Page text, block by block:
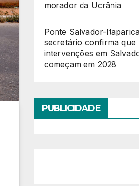
morador da Ucrânia
Ponte Salvador-
secretário confirma que
intervenções em
começam em 2028
PUBLICIDADE